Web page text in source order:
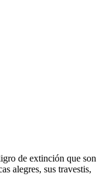
de extinción que son
alegres, sus travestis,